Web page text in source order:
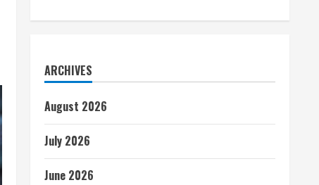
ARCHIVES
August 2026
July 2026
June 2026